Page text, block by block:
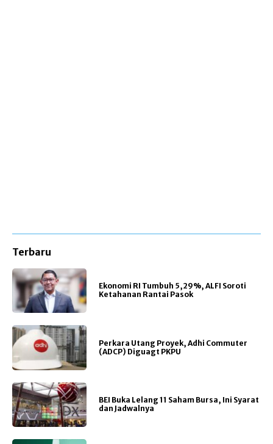
Terbaru
Ekonomi RI Tumbuh 5,29%, ALFI Soroti
Ketahanan Rantai Pasok
Perkara Utang Proyek, Adhi Commuter
(ADCP) Diguagt PKPU
BEI Buka Lelang 11 Saham Bursa, Ini Syarat
dan Jadwalnya